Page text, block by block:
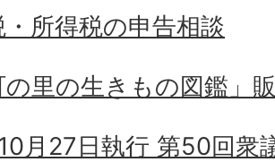
所得税の申告相談
の里の生きもの図鑑」
月27日執行 第50回衆